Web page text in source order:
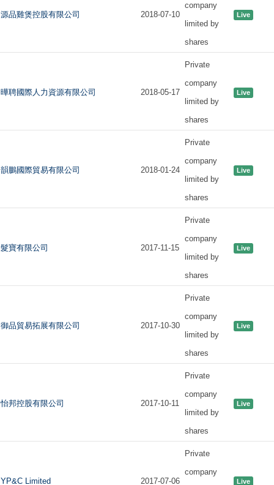
源品雞煲控股有限公司 2018-07-10
company
limited by
shares
Live
曄聘國際人力資源有限公司 2018-05-17
Private
company
limited by
shares
Live
韻鵬國際貿易有限公司 2018-01-24
Private
company
limited by
shares
Live
髮寶有限公司 2017-11-15
Private
company
limited by
shares
Live
御品貿易拓展有限公司 2017-10-30
Private
company
limited by
shares
Live
怡邦控股有限公司 2017-10-11
Private
company
limited by
shares
Live
YP&C Limited 2017-07-06
Private
company
Live